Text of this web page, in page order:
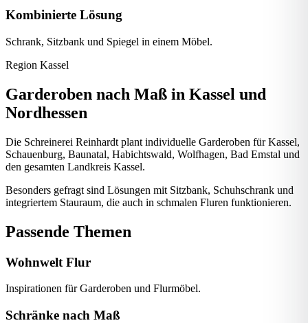
Kombinierte Lösung
Schrank, Sitzbank und Spiegel in einem Möbel.
Region Kassel
Garderoben nach Maß in Kassel und
Nordhessen
Die Schreinerei Reinhardt plant individuelle Garderoben für Kassel,
Schauenburg, Baunatal, Habichtswald, Wolfhagen, Bad Emstal und
den gesamten Landkreis Kassel.
Besonders gefragt sind Lösungen mit Sitzbank, Schuhschrank und
integriertem Stauraum, die auch in schmalen Fluren funktionieren.
Passende Themen
Wohnwelt Flur
Inspirationen für Garderoben und Flurmöbel.
Schränke nach Maß